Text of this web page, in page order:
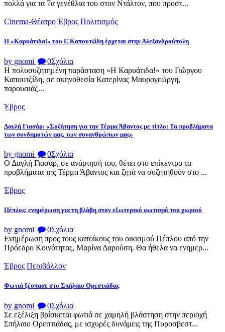
πολλά για τα 7α γενέθλια του στον Ντάλτον, που προστ...
Cinema-Θέατρο Έβρος Πολιτισμός
Η «Καρυάτιδα!» του Γ. Καπουτζίδη έρχεται στην Αλεξανδρούπολη
by gnomi 0Σχόλια
Η πολυσυζητημένη παράσταση «Η Καρυάτιδα!» του Γιώργου
Καπουτζίδη, σε σκηνοθεσία Κατερίνας Μαυρογεώργη,
παρουσιάζ...
Έβρος
Δαγλή Γιασάρ: «Συζήτηση για την Τέρμα Άβαντος με τίτλο: Τα προβλήματα
των συνδημοτών μας, των συνανθρώπων μας»
by gnomi 0Σχόλια
Ο Δαγλή Γιασάρ, σε ανάρτησή του, θέτει στο επίκεντρο τα
προβλήματα της Τέρμα Άβαντος και ζητά να συζητηθούν στο ...
Έβρος
Πέπλος: ενημέρωση για τη βλάβη στον εξωτερικό φωτισμό του χωριού
by gnomi 0Σχόλια
Ενημέρωση προς τους κατοίκους του οικισμού Πέπλου από την
Πρόεδρο Κοινότητας, Μαρίνα Δαρούση. Θα ήθελα να ενημερ...
Έβρος Περιβάλλον
Φωτιά ξέσπασε στο Σπήλαιο Ορεστιάδας
by gnomi 0Σχόλια
Σε εξέλιξη βρίσκεται φωτιά σε χαμηλή βλάστηση στην περιοχή
Σπήλαιο Ορεστιάδας, με ισχυρές δυνάμεις της Πυροσβεστ...